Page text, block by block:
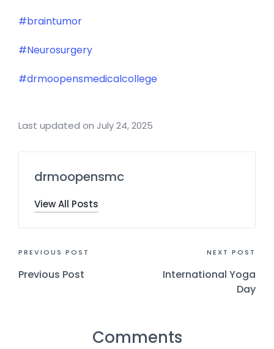
#braintumor
#Neurosurgery
#drmoopensmedicalcollege
Last updated on July 24, 2025
drmoopensmc
View All Posts
PREVIOUS POST
Previous Post
NEXT POST
International Yoga
Day
Comments